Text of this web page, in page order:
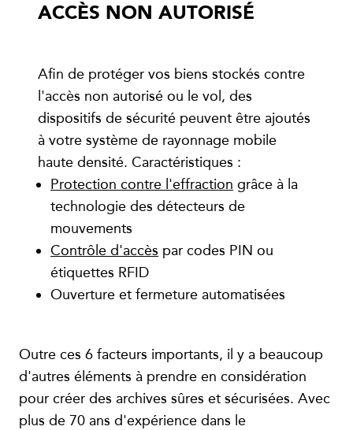
ACCÈS NON AUTORISÉ
Afin de protéger vos biens stockés contre
l'accès non autorisé ou le vol, des
dispositifs de sécurité peuvent être ajoutés
à votre système de rayonnage mobile
haute densité. Caractéristiques :
Protection contre l'effraction grâce à la
technologie des détecteurs de
mouvements
Contrôle d'accès par codes PIN ou
étiquettes RFID
Ouverture et fermeture automatisées
Outre ces 6 facteurs importants, il y a beaucoup
d'autres éléments à prendre en considération
pour créer des archives sûres et sécurisées. Avec
plus de 70 ans d'expérience dans le